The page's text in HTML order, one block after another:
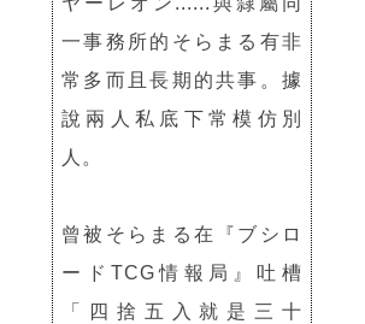
一事務所的そらまる有非
常多而且長期的共事。據
說兩人私底下常模仿別
人。
曾被そらまる在『ブシロ
ードTCG情報局』吐槽
「四捨五入就是三十